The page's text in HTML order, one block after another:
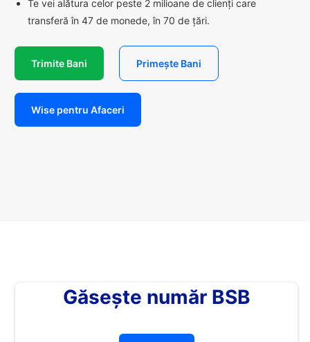
Te vei alătura celor peste 2 milioane de clienți care
transferă în 47 de monede, în 70 de țări.
Trimite Bani Primește Bani
Wise pentru Afaceri
Găsește număr BSB